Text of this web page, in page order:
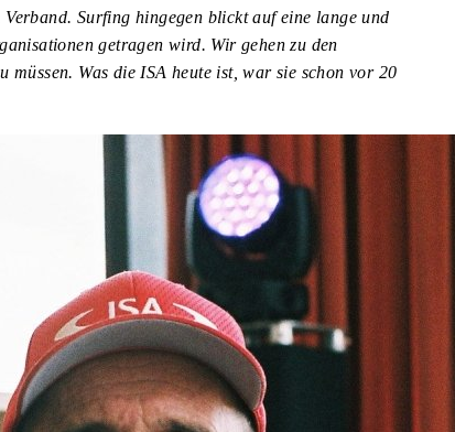
Surfing hingegen blickt auf eine lange und
getragen wird. Wir gehen zu den
müssen. Was die ISA heute ist, war sie schon vor 20